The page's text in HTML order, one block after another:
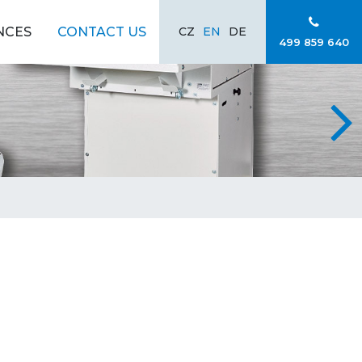
CONTACT US CZ EN DE
499 859 640